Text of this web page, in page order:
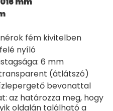
fém kivitelben
nyíló
6 mm
(átlátszó)
bevonattal
az határozza meg, hogy
oldalán található a